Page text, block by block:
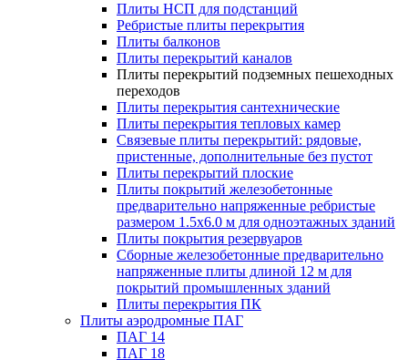
Плиты НСП для подстанций
Ребристые плиты перекрытия
Плиты балконов
Плиты перекрытий каналов
Плиты перекрытий подземных пешеходных
переходов
Плиты перекрытия сантехнические
Плиты перекрытия тепловых камер
Связевые плиты перекрытий: рядовые,
пристенные, дополнительные без пустот
Плиты перекрытий плоские
Плиты покрытий железобетонные
предварительно напряженные ребристые
размером 1.5х6.0 м для одноэтажных зданий
Плиты покрытия резервуаров
Сборные железобетонные предварительно
напряженные плиты длиной 12 м для
покрытий промышленных зданий
Плиты перекрытия ПК
Плиты аэродромные ПАГ
ПАГ 14
ПАГ 18